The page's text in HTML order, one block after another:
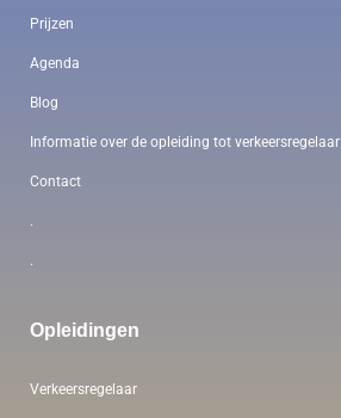
Prijzen
Agenda
Blog
Informatie over de opleiding tot verkeersregelaar
Contact
.
.
Opleidingen
Verkeersregelaar